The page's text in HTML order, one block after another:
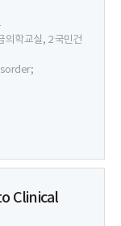
의학교실, 2 국민건
Clinical